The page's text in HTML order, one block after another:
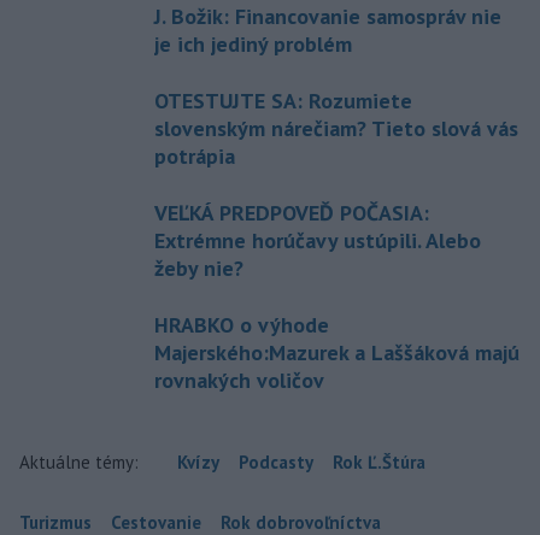
J. Božik: Financovanie samospráv nie
je ich jediný problém
OTESTUJTE SA: Rozumiete
slovenským nárečiam? Tieto slová vás
potrápia
VEĽKÁ PREDPOVEĎ POČASIA:
Extrémne horúčavy ustúpili. Alebo
žeby nie?
HRABKO o výhode
Majerského:Mazurek a Laššáková majú
rovnakých voličov
Aktuálne témy: Kvízy Podcasty Rok Ľ.Štúra
Turizmus Cestovanie Rok dobrovoľníctva